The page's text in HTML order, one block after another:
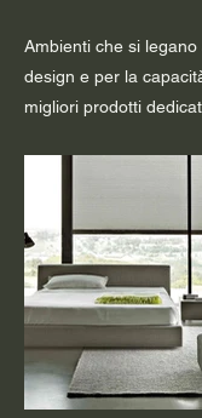
Ambienti che si
design e per la
migliori prodotti